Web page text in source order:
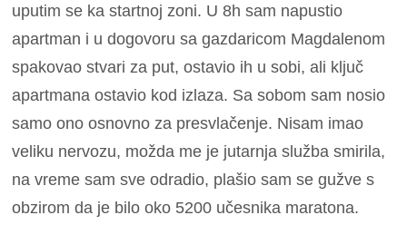
uputim se ka startnoj zoni. U 8h sam napustio
apartman i u dogovoru sa gazdaricom Magdalenom
spakovao stvari za put, ostavio ih u sobi, ali ključ
apartmana ostavio kod izlaza. Sa sobom sam nosio
samo ono osnovno za presvlačenje. Nisam imao
veliku nervozu, možda me je jutarnja služba smirila,
na vreme sam sve odradio, plašio sam se gužve s
obzirom da je bilo oko 5200 učesnika maratona.